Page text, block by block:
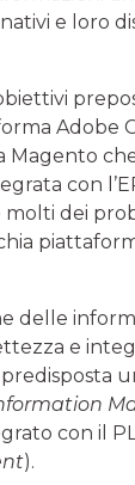
e loro
Adobe
Magento
con
molti dei
delle
e
con il
).